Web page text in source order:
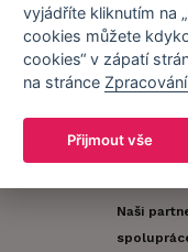
obchod s
Náš příběh
Caresse v
Naši
vyjádříte kliknutím na
cookies můžete
cookies“ v zápatí
na stránce
Přijmout vše